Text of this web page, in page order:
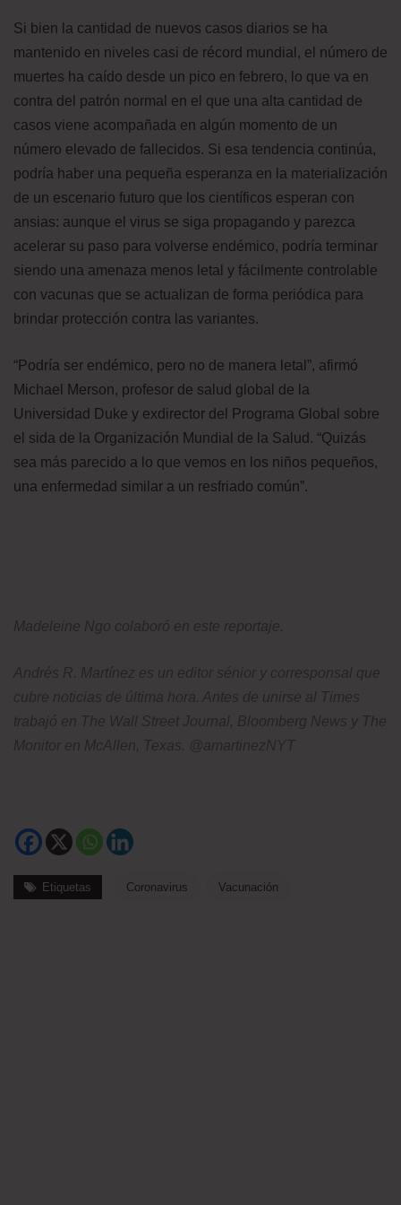
Si bien la cantidad de nuevos casos diarios se ha
mantenido en niveles casi de récord mundial, el número de
muertes ha caído desde un pico en febrero, lo que va en
contra del patrón normal en el que una alta cantidad de
casos viene acompañada en algún momento de un
número elevado de fallecidos. Si esa tendencia continúa,
podría haber una pequeña esperanza en la materialización
de un escenario futuro que los científicos esperan con
ansias: aunque el virus se siga propagando y parezca
acelerar su paso para volverse endémico, podría terminar
siendo una amenaza menos letal y fácilmente controlable
con vacunas que se actualizan de forma periódica para
brindar protección contra las variantes.
“Podría ser endémico, pero no de manera letal”, afirmó
Michael Merson, profesor de salud global de la
Universidad Duke y exdirector del Programa Global sobre
el sida de la Organización Mundial de la Salud. “Quizás
sea más parecido a lo que vemos en los niños pequeños,
una enfermedad similar a un resfriado común”.
Madeleine Ngo colaboró en este reportaje.
Andrés R. Martínez es un editor sénior y corresponsal que
cubre noticias de última hora. Antes de unirse al Times
trabajó en The Wall Street Journal, Bloomberg News y The
Monitor en McAllen, Texas. @amartinezNYT
Etiquetas Coronavirus Vacunación